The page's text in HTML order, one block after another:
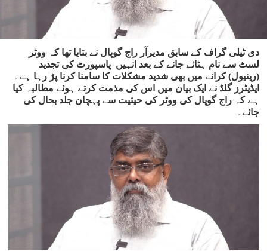
دی ٹیلی گراف کے سابق مدیرآر راج گوپال نے بتایا تھا کہ ووٹر
لسٹ سے نام ہٹائے جانے کے بعد انہیں پاسپورٹ کی تجدید
(رینیول) کرانے میں بھی شدید مشکلات کا سامنا کرنا پڑ رہا ہے۔
ایڈیٹرز گلڈ نے ایک بیان میں اس کی مذمت کرتے ہوئے مطالبہ کیا
ہے کہ راج گوپال کی ووٹر کی حیثیت سے پہچان جلد بحال کی
جائے۔